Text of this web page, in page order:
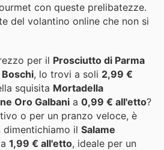
con queste prelibatezze.
del volantino online che non si
per il Prosciutto di Parma
Boschi, lo trovi a soli 2,99 €
squisita Mortadella
Oro Galbani a 0,99 € all'etto?
o per un pranzo veloce, è
dimentichiamo il Salame
a 1,99 € all'etto, ideale per un